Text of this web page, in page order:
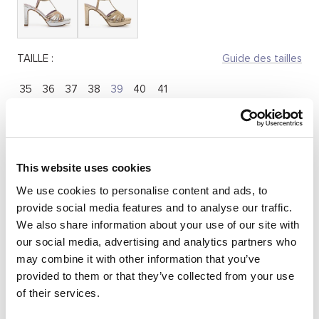
This website uses cookies
We use cookies to personalise content and ads, to
provide social media features and to analyse our traffic.
We also share information about your use of our site with
our social media, advertising and analytics partners who
may combine it with other information that you’ve
provided to them or that they’ve collected from your use
of their services.
TAILLE : Guide des tailles
35 36 37 38 39 40 41
Réduire
la
quantité
Augmenter
la
quantité
SÉLECTIONNEZ UNE TAILLE
DESCRIPTION